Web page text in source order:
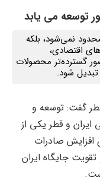
توسعه می یابد
نمی‌شود، بلکه
اقتصادی،
گسترده‌تر محصولات
تبدیل شود.
گفت: توسعه و
و قطر یکی از
صادرات
جایگاه ایران